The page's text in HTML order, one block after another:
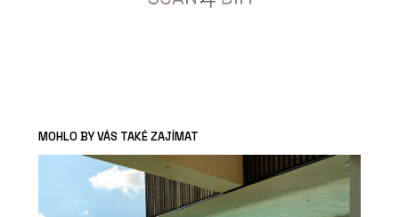
MOHLO BY VÁS TAKÉ ZAJÍMAT